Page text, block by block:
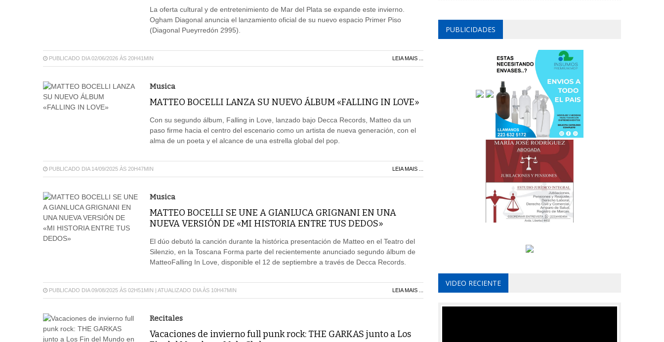
La oferta cultural y de entretenimiento de Mar del Plata se expande este invierno.
Ogham Diagonal anuncia el lanzamiento oficial de su nuevo espacio Primer Piso
(Diagonal Pueyrredón 2995).
PUBLICADO DIA 02/06/2026 ÀS 20H41MIN LEIA MAIS ...
Musica
MATTEO BOCELLI LANZA SU NUEVO ÁLBUM «FALLING IN LOVE»
Con su segundo álbum, Falling in Love, lanzado bajo Decca Records, Matteo da un
paso firme hacia el centro del escenario como un artista de nueva generación, con el
alma de un poeta y el alcance de una estrella global del pop.
PUBLICADO DIA 14/09/2025 ÀS 20H47MIN LEIA MAIS ...
Musica
MATTEO BOCELLI SE UNE A GIANLUCA GRIGNANI EN UNA
NUEVA VERSIÓN DE «MI HISTORIA ENTRE TUS DEDOS»
El dúo debutó la canción durante la histórica presentación de Matteo en el Teatro del
Silenzio, en la Toscana Forma parte del recientemente anunciado segundo álbum de
MatteoFalling In Love, disponible el 12 de septiembre a través de Decca Records.
PUBLICADO DIA 09/08/2025 ÀS 02H51MIN | ATUALIZADO DIA ÀS 10H47MIN LEIA MAIS ...
Recitales
Vacaciones de invierno full punk rock: THE GARKAS junto a Los
PUBLICIDADES
VIDEO RECIENTE